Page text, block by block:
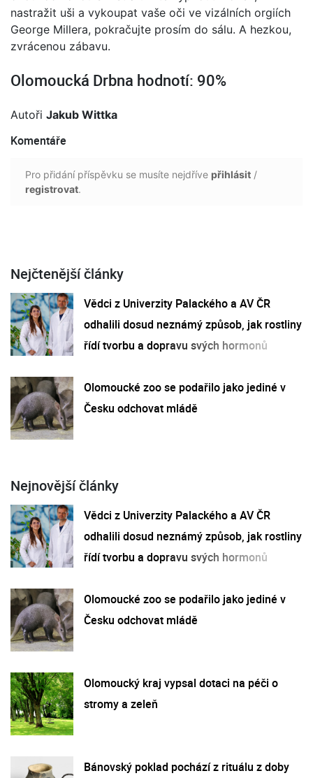
nastražit uši a vykoupat vaše oči ve vizálních orgiích
George Millera, pokračujte prosím do sálu. A hezkou,
zvrácenou zábavu.
Olomoucká Drbna hodnotí: 90%
Autoři Jakub Wittka
Komentáře
Pro přidání příspěvku se musíte nejdříve přihlásit /
registrovat.
Nejčtenější články
Vědci z Univerzity Palackého a AV ČR
odhalili dosud neznámý způsob, jak rostliny
řídí tvorbu a dopravu svých hormonů
Olomoucké zoo se podařilo jako jediné v
Česku odchovat mládě
Nejnovější články
Vědci z Univerzity Palackého a AV ČR
odhalili dosud neznámý způsob, jak rostliny
řídí tvorbu a dopravu svých hormonů
Olomoucké zoo se podařilo jako jediné v
Česku odchovat mládě
Olomoucký kraj vypsal dotaci na péči o
stromy a zeleň
Bánovský poklad pochází z rituálu z doby